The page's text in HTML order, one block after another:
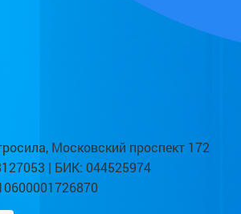
Московский проспект 172
| БИК: 044525974